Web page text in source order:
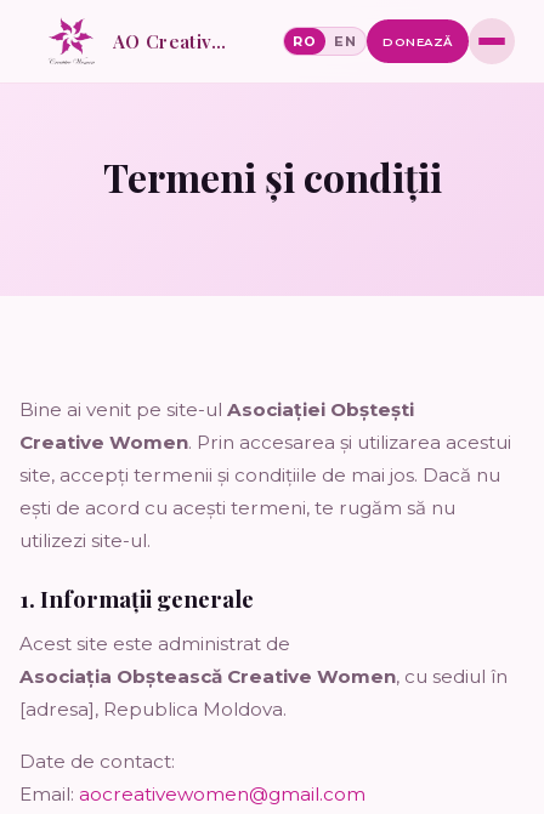
AO Creative Women RO EN DONEAZĂ
Termeni și condiții
Bine ai venit pe site-ul Asociației Obștești
Creative Women. Prin accesarea și utilizarea acestui
site, accepți termenii și condițiile de mai jos. Dacă nu
ești de acord cu acești termeni, te rugăm să nu
utilizezi site-ul.
1. Informații generale
Acest site este administrat de
Asociația Obștească Creative Women, cu sediul în
[adresa], Republica Moldova.
Date de contact:
Email: aocreativewomen@gmail.com